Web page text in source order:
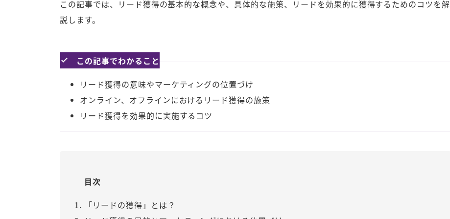
この記事では、リード獲得の基本的な概念や、具体的な施策、リードを効果的に獲得するためのコツを解
説します。
この記事でわかること
リード獲得の意味やマーケティングの位置づけ
オンライン、オフラインにおけるリード獲得の施策
リード獲得を効果的に実施するコツ
目次
「リードの獲得」とは？